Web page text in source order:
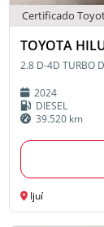
Certificado
TOYOTA
2.8 D-4D TURBO
2024
DIESEL
39.520 km
Ijuí